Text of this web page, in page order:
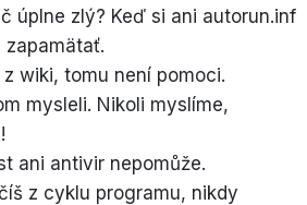
úplne zlý? Keď si ani autorun.inf
wiki, tomu není pomoci.
mysleli. Nikoli myslíme,
ani antivir nepomůže.
z cyklu programu, nikdy